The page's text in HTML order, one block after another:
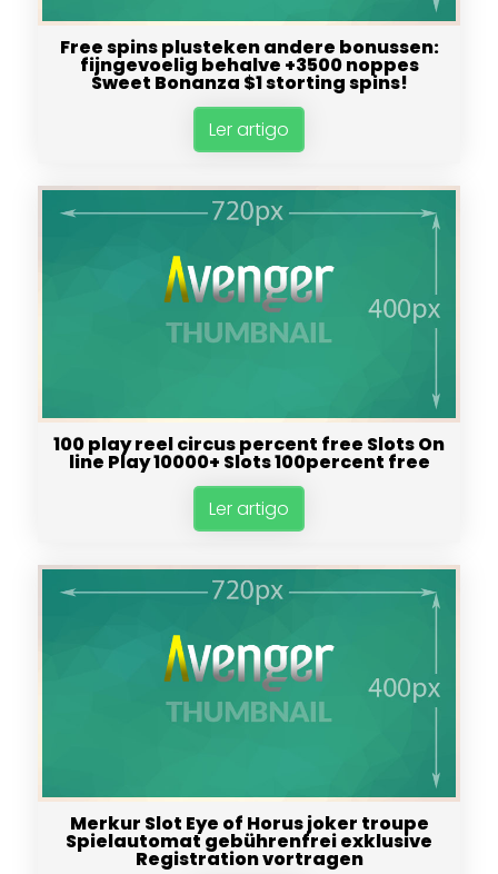
Free spins plusteken andere bonussen:
fijngevoelig behalve +3500 noppes
Sweet Bonanza $1 storting spins!
Ler artigo
100 play reel circus percent free Slots On
line Play 10000+ Slots 100percent free
Ler artigo
Merkur Slot Eye of Horus joker troupe
Spielautomat gebührenfrei exklusive
Registration vortragen